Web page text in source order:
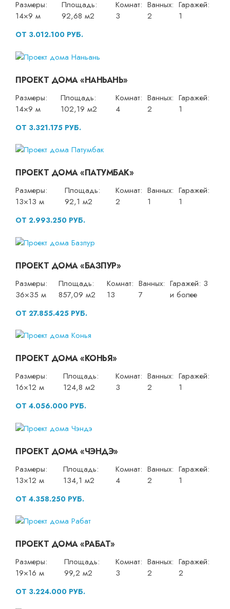
Размеры:
14×9 м
Площадь:
92,68 м2
Комнат:
3
Ванных:
2
Гаражей:
1
ОТ 3.012.100 РУБ.
ПРОЕКТ ДОМА «НАНЬАНЬ»
Размеры:
14×9 м
Площадь:
102,19 м2
Комнат:
4
Ванных:
2
Гаражей:
1
ОТ 3.321.175 РУБ.
ПРОЕКТ ДОМА «ПАТУМБАК»
Размеры:
13×13 м
Площадь:
92,1 м2
Комнат:
2
Ванных:
1
Гаражей:
1
ОТ 2.993.250 РУБ.
ПРОЕКТ ДОМА «БАЗПУР»
Размеры:
36×35 м
Площадь:
857,09 м2
Комнат:
13
Ванных:
7
Гаражей: 3
и более
ОТ 27.855.425 РУБ.
ПРОЕКТ ДОМА «КОНЬЯ»
Размеры:
16×12 м
Площадь:
124,8 м2
Комнат:
3
Ванных:
2
Гаражей:
1
ОТ 4.056.000 РУБ.
ПРОЕКТ ДОМА «ЧЭНДЭ»
Размеры:
13×12 м
Площадь:
134,1 м2
Комнат:
4
Ванных:
2
Гаражей:
1
ОТ 4.358.250 РУБ.
ПРОЕКТ ДОМА «РАБАТ»
Размеры:
19×16 м
Площадь:
99,2 м2
Комнат:
3
Ванных:
2
Гаражей:
2
ОТ 3.224.000 РУБ.